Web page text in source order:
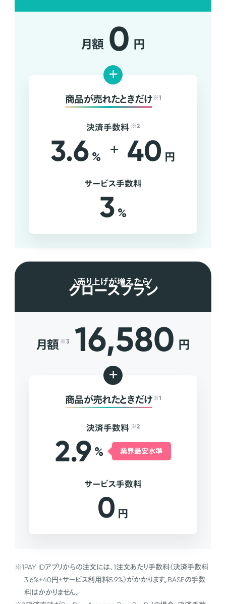
月額 0 円
+
商品が売れたときだけ ※1
決済手数料 ※2
3.6 % + 40 円
サービス手数料
3 %
売り上げが増えたら
グロースプラン
月額 ※3 16,580 円
+
商品が売れたときだけ ※1
決済手数料 ※2
2.9 % 業界最安水準
サービス手数料
0 円
※1PAY IDアプリからの注文には、1注文あたり手数料（決済手数料
3.6%+40円+サービス利用料5.9%）がかかります。BASEの手数
料はかかりません。